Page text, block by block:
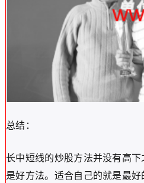
总结：
长中短线的炒股方法并没有高
是好方法。适合自己的就是最